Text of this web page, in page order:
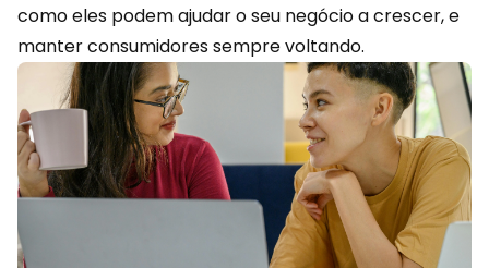
como eles podem ajudar o seu negócio a crescer, e
manter consumidores sempre voltando.